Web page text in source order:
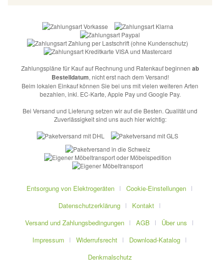
Zahlungspläne für Kauf auf Rechnung und Ratenkauf beginnen ab
Bestelldatum, nicht erst nach dem Versand!
Beim lokalen Einkauf können Sie bei uns mit vielen weiteren Arten
bezahlen, inkl. EC-Karte, Apple Pay und Google Pay.
Bei Versand und Lieferung setzen wir auf die Besten. Qualität und
Zuverlässigkeit sind uns auch hier wichtig:
Entsorgung von Elektrogeräten
Cookie-Einstellungen
Datenschutzerklärung
Kontakt
Versand und Zahlungsbedingungen
AGB
Über uns
Impressum
Widerrufsrecht
Download-Katalog
Denkmalschutz